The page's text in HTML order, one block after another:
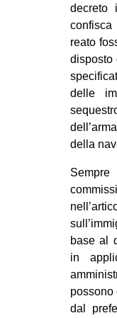
decreto
reato
disposto
delle
della
Sempre
base al
in
possono
dal